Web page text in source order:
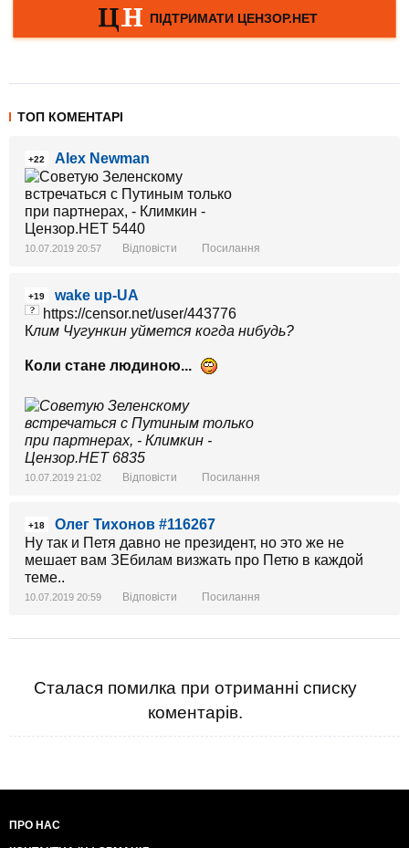
ТОП КОМЕНТАРІ
+22 Alex Newman
10.07.2019 20:57 Відповісти Посилання
+19
wake up-UA
https://censor.net/user/443776
Клим Чугункин уймется когда нибудь?
Коли стане людиною...
10.07.2019 21:02 Відповісти Посилання
+18
Олег Тихонов #116267
Ну так и Петя давно не президент, но это же не
мешает вам ЗЕбилам визжать про Петю в каждой
теме..
10.07.2019 20:59 Відповісти Посилання
Сталася помилка при отриманні списку
коментарів.
ПРО НАС